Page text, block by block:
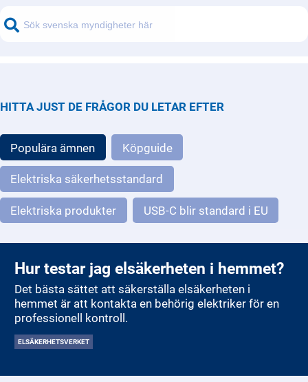
HITTA JUST DE FRÅGOR DU LETAR EFTER
Populära ämnen Köpguide
Elektriska säkerhetsstandard
Elektriska produkter USB-C blir standard i EU
Hur testar jag elsäkerheten i hemmet?
Det bästa sättet att säkerställa elsäkerheten i
hemmet är att kontakta en behörig elektriker för en
professionell kontroll.
ELSÄKERHETSVERKET